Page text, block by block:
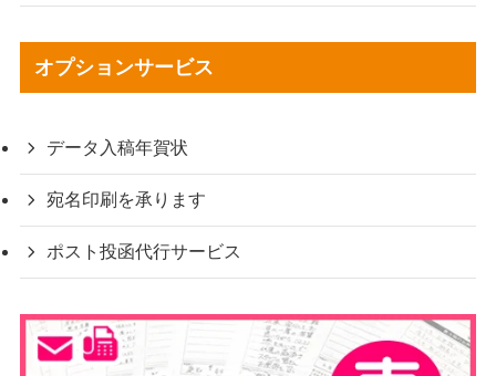
オプションサービス
データ入稿年賀状
宛名印刷を承ります
ポスト投函代行サービス